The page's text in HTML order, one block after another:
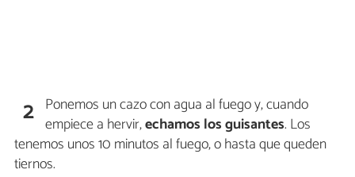
2 Ponemos un cazo con agua al fuego y, cuando
empiece a hervir,echamos los guisantes. Los
tenemos unos 10 minutos al fuego, o hasta que queden
tiernos.